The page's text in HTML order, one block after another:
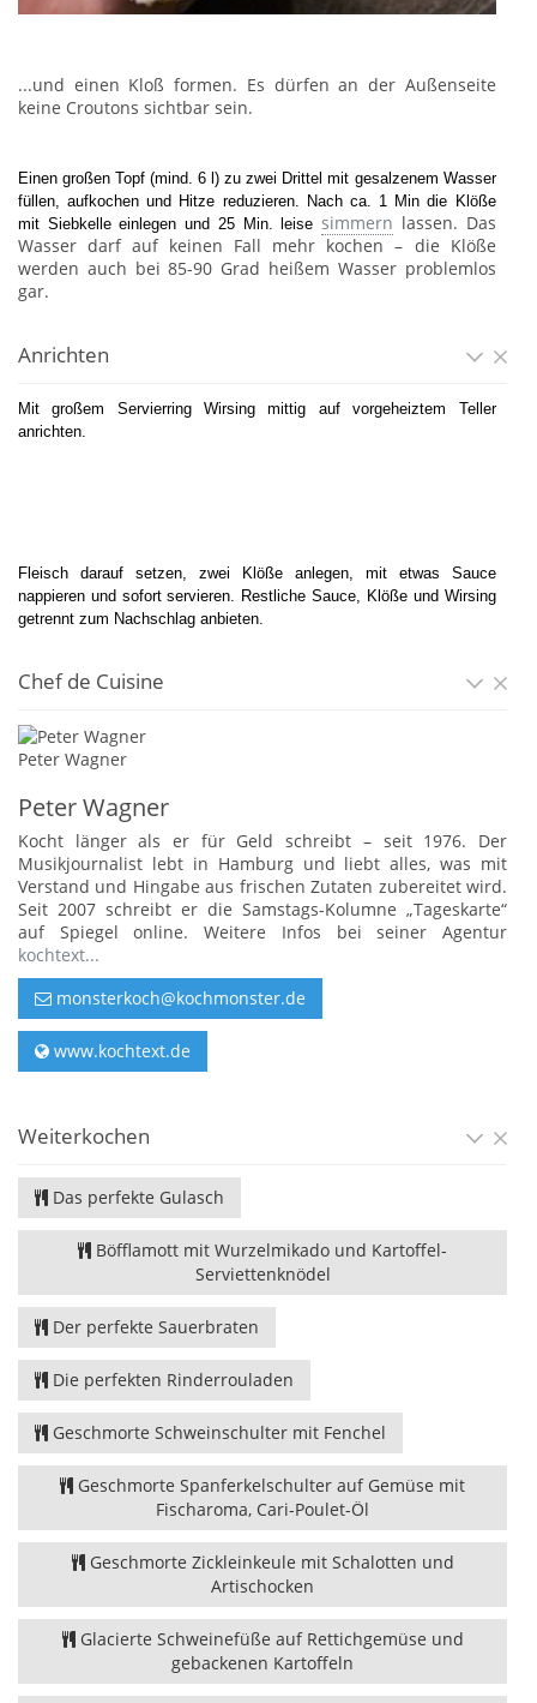
...und einen Kloß formen. Es dürfen an der Außenseite
keine Croutons sichtbar sein.
Einen großen Topf (mind. 6 l) zu zwei Drittel mit gesalzenem Wasser
füllen, aufkochen und Hitze reduzieren. Nach ca. 1 Min die Klöße
mit Siebkelle einlegen und 25 Min. leise simmern lassen. Das
Wasser darf auf keinen Fall mehr kochen – die Klöße
werden auch bei 85-90 Grad heißem Wasser problemlos
gar.
Anrichten
Mit großem Servierring Wirsing mittig auf vorgeheiztem Teller
anrichten.
Fleisch darauf setzen, zwei Klöße anlegen, mit etwas Sauce
nappieren und sofort servieren. Restliche Sauce, Klöße und Wirsing
getrennt zum Nachschlag anbieten.
Chef de Cuisine
Peter Wagner
Peter Wagner
Kocht länger als er für Geld schreibt – seit 1976. Der
Musikjournalist lebt in Hamburg und liebt alles, was mit
Verstand und Hingabe aus frischen Zutaten zubereitet wird.
Seit 2007 schreibt er die Samstags-Kolumne „Tageskarte“
auf Spiegel online. Weitere Infos bei seiner Agentur
kochtext...
monsterkoch@kochmonster.de
www.kochtext.de
Weiterkochen
Das perfekte Gulasch
Böfflamott mit Wurzelmikado und Kartoffel-
Serviettenknödel
Der perfekte Sauerbraten
Die perfekten Rinderrouladen
Geschmorte Schweinschulter mit Fenchel
Geschmorte Spanferkelschulter auf Gemüse mit
Fischaroma, Cari-Poulet-Öl
Geschmorte Zickleinkeule mit Schalotten und
Artischocken
Glacierte Schweinefüße auf Rettichgemüse und
gebackenen Kartoffeln